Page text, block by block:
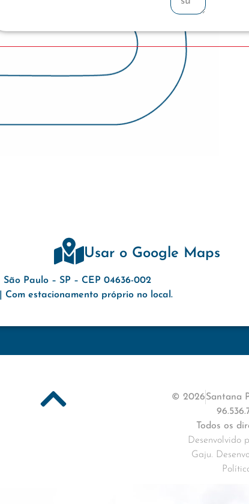
Usar o Google Maps
Paulo – SP – CEP 04636-002
estacionamento próprio no local.
© 2026Santana
Todos os
Desenvolvido
Gaju.